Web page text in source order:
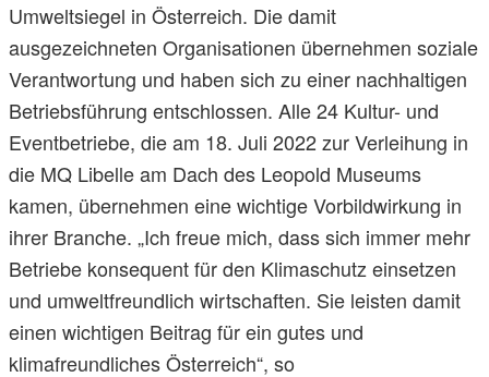
Umweltsiegel in Österreich. Die damit
ausgezeichneten Organisationen übernehmen soziale
Verantwortung und haben sich zu einer nachhaltigen
Betriebsführung entschlossen. Alle 24 Kultur- und
Eventbetriebe, die am 18. Juli 2022 zur Verleihung in
die MQ Libelle am Dach des Leopold Museums
kamen, übernehmen eine wichtige Vorbildwirkung in
ihrer Branche. „Ich freue mich, dass sich immer mehr
Betriebe konsequent für den Klimaschutz einsetzen
und umweltfreundlich wirtschaften. Sie leisten damit
einen wichtigen Beitrag für ein gutes und
klimafreundliches Österreich“, so